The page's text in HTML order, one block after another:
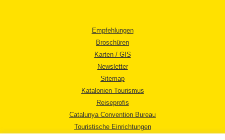
Empfehlungen
Broschüren
Karten / GIS
Newsletter
Sitemap
Katalonien Tourismus
Reiseprofis
Catalunya Convention Bureau
Touristische Einrichtungen